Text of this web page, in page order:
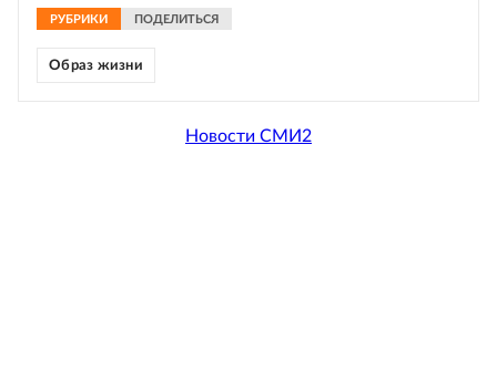
РУБРИКИ ПОДЕЛИТЬСЯ
Образ жизни
Новости СМИ2